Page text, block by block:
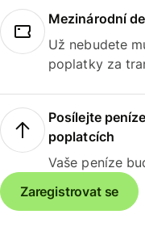
Mezinárodní
Už nebudete
poplatky za
Posílejte
poplatcích
Vaše peníze
Zaregistrovat se